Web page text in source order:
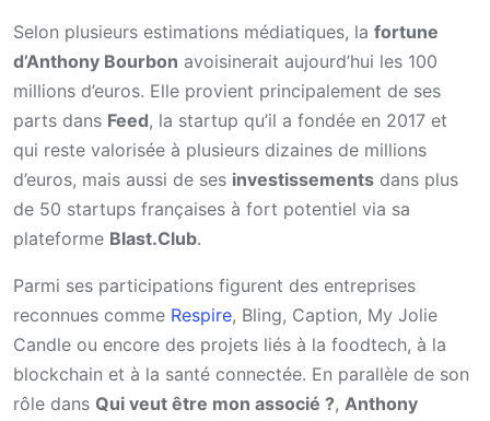
Selon plusieurs estimations médiatiques, la fortune
d’Anthony Bourbon avoisinerait aujourd’hui les 100
millions d’euros. Elle provient principalement de ses
parts dans Feed, la startup qu’il a fondée en 2017 et
qui reste valorisée à plusieurs dizaines de millions
d’euros, mais aussi de ses investissements dans plus
de 50 startups françaises à fort potentiel via sa
plateforme Blast.Club.
Parmi ses participations figurent des entreprises
reconnues comme Respire, Bling, Caption, My Jolie
Candle ou encore des projets liés à la foodtech, à la
blockchain et à la santé connectée. En parallèle de son
rôle dans Qui veut être mon associé ?, Anthony